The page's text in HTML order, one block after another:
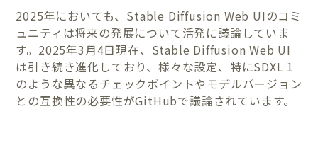
2025年においても、Stable Diffusion Web UIのコミ
ュニティは将来の発展について活発に議論していま
す。2025年3月4日現在、Stable Diffusion Web UI
は引き続き進化しており、様々な設定、特にSDXL 1
のような異なるチェックポイントやモデルバージョン
との互換性の必要性がGitHubで議論されています。